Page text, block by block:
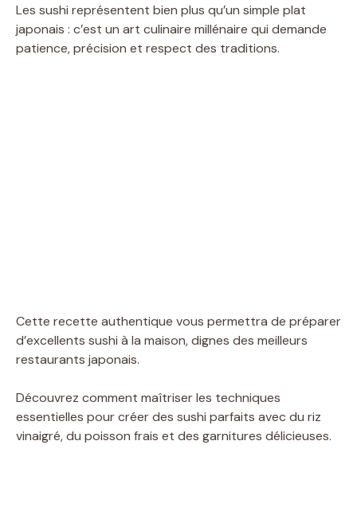
Les sushi représentent bien plus qu’un simple plat
japonais : c’est un art culinaire millénaire qui demande
patience, précision et respect des traditions.
Cette recette authentique vous permettra de préparer
d’excellents sushi à la maison, dignes des meilleurs
restaurants japonais.
Découvrez comment maîtriser les techniques
essentielles pour créer des sushi parfaits avec du riz
vinaigré, du poisson frais et des garnitures délicieuses.